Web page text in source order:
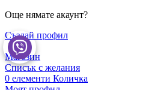
Още нямате акаунт?
Създай профил
Магазин
Списък с желания
0 елементи Количка